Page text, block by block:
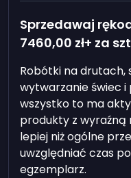
Sprzedawaj
7460,00 zł+ za
Robótki na drutach,
wytwarzanie świec
wszystko to ma
produkty z wyraźną
lepiej niż ogólne
uwzględniać czas
egzemplarz.